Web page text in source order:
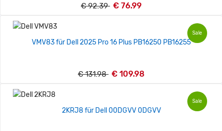
€ 92.39 € 76.99
Sale
VMV83 für Dell 2025 Pro 16 Plus PB16250 PB16255
€ 131.98 € 109.98
Sale
2KRJ8 für Dell 00DGVV 0DGVV